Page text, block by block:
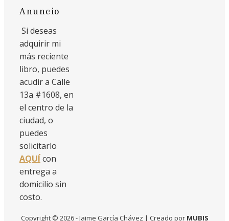
Anuncio
Si deseas
adquirir mi
más reciente
libro, puedes
acudir a Calle
13a #1608, en
el centro de la
ciudad, o
puedes
solicitarlo
AQUÍcon
entrega a
domicilio sin
costo.
Copyright © 2026 - Jaime García Chávez | Creado por MUBIS